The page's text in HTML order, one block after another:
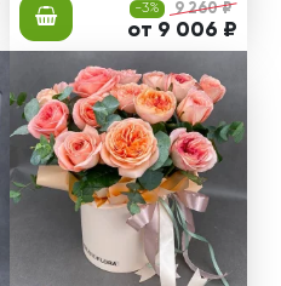
-3% 9 260 ₽
от 9 006 ₽